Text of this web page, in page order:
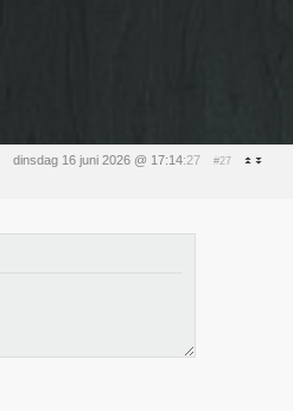
dinsdag 16 juni 2026 @ 17:14:27 #27